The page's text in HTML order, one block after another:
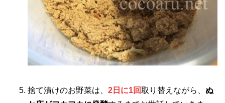
捨て漬けのお野菜は、 2日に1回取り替えながら、 ぬ